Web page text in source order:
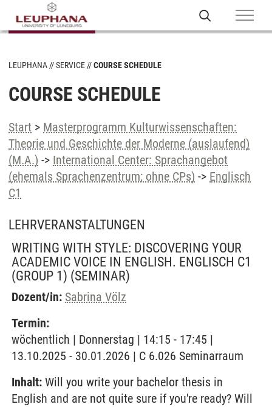
LEUPHANA SERVICE COURSE SCHEDULE
COURSE SCHEDULE
Start > Masterprogramm Kulturwissenschaften:
Theorie und Geschichte der Moderne (auslaufend)
(M.A.) -> International Center: Sprachangebot
(ehemals Sprachenzentrum; ohne CPs) -> Englisch
C1
LEHRVERANSTALTUNGEN
WRITING WITH STYLE: DISCOVERING YOUR
ACADEMIC VOICE IN ENGLISH. ENGLISCH C1
(GROUP 1) (SEMINAR)
Dozent/in: Sabrina Völz
Termin:
wöchentlich | Donnerstag | 14:15 - 17:45 |
13.10.2025 - 30.01.2026 | C 6.026 Seminarraum
Inhalt: Will you write your bachelor thesis in
English and are not quite sure if you're ready? Will